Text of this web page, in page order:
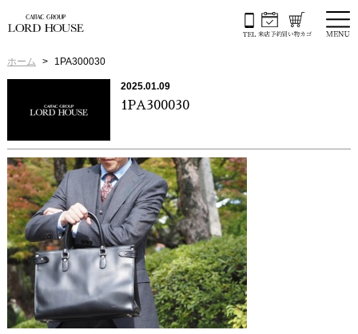
ホーム 1PA300030
2025.01.09
1PA300030